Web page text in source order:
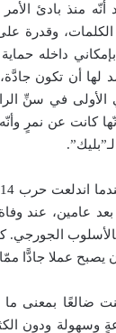
منذ بادئ
وقدرة
داخله
لها أن تكون
في سنِّ
كانت عن نمرٍ
عامين، عند
الجورجي.
يصبح عملا جادًّا
ضالعًا بمعنى ما
وسهولة ودون